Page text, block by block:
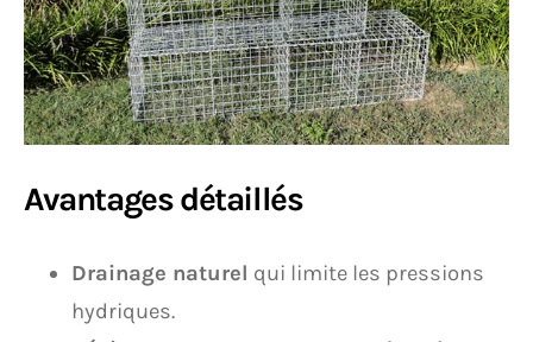
Avantages détaillés
Drainage naturel qui limite les pressions
hydriques.